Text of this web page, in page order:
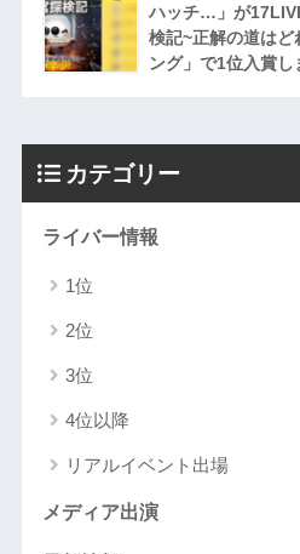
ハッチ…」が
検記~正解の道は
ング」で1位入賞し
カテゴリー
ライバー情報
1位
2位
3位
4位以降
リアルイベント出場
メディア出演